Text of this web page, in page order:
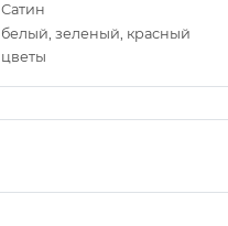
Сатин
белый, зеленый, красный
цветы